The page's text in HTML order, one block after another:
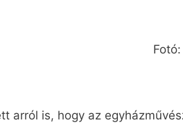
arról is, hogy az